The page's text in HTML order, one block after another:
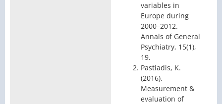
variables in
Europe during
2000–2012.
Annals of General
Psychiatry, 15(1),
19.
Pastiadis, K.
(2016).
Measurement &
evaluation of